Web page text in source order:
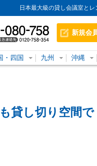
日本最大級の貸し会議室と
新規会
・四国 九州 沖縄
貸し切り空間で